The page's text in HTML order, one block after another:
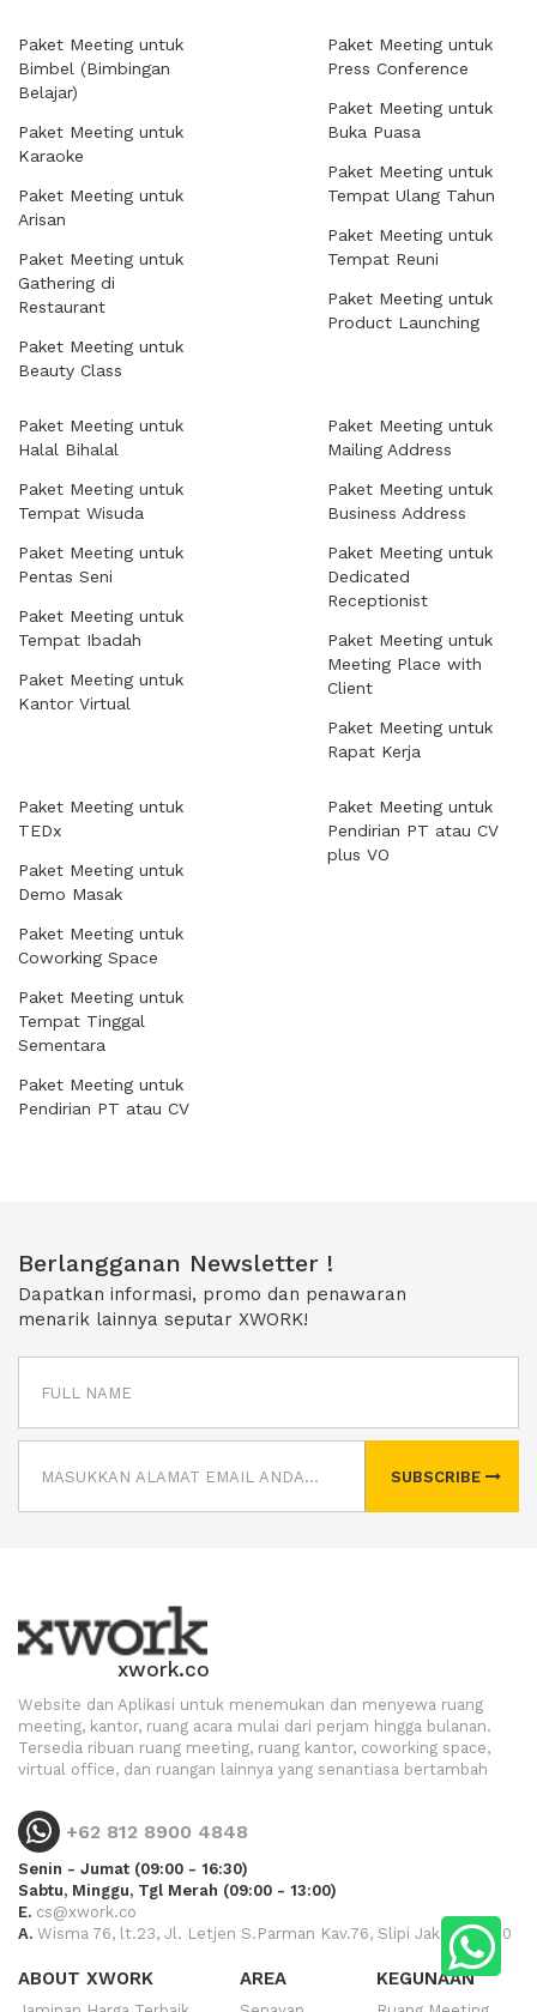
Paket Meeting untuk
Bimbel (Bimbingan
Belajar)
Paket Meeting untuk
Karaoke
Paket Meeting untuk
Arisan
Paket Meeting untuk
Gathering di
Restaurant
Paket Meeting untuk
Beauty Class
Paket Meeting untuk
Press Conference
Paket Meeting untuk
Buka Puasa
Paket Meeting untuk
Tempat Ulang Tahun
Paket Meeting untuk
Tempat Reuni
Paket Meeting untuk
Product Launching
Paket Meeting untuk
Halal Bihalal
Paket Meeting untuk
Tempat Wisuda
Paket Meeting untuk
Pentas Seni
Paket Meeting untuk
Tempat Ibadah
Paket Meeting untuk
Kantor Virtual
Paket Meeting untuk
Mailing Address
Paket Meeting untuk
Business Address
Paket Meeting untuk
Dedicated
Receptionist
Paket Meeting untuk
Meeting Place with
Client
Paket Meeting untuk
Rapat Kerja
Paket Meeting untuk
TEDx
Paket Meeting untuk
Demo Masak
Paket Meeting untuk
Coworking Space
Paket Meeting untuk
Tempat Tinggal
Sementara
Paket Meeting untuk
Pendirian PT atau CV
Paket Meeting untuk
Pendirian PT atau CV
plus VO
Berlangganan Newsletter !
Dapatkan informasi, promo dan penawaran
menarik lainnya seputar XWORK!
SUBSCRIBE
xwork.co
Website dan Aplikasi untuk menemukan dan menyewa ruang
meeting, kantor, ruang acara mulai dari perjam hingga bulanan.
Tersedia ribuan ruang meeting, ruang kantor, coworking space,
virtual office, dan ruangan lainnya yang senantiasa bertambah
+62 812 8900 4848
Senin - Jumat (09:00 - 16:30)
Sabtu, Minggu, Tgl Merah (09:00 - 13:00)
E. cs@xwork.co
A. Wisma 76, lt.23, Jl. Letjen S.Parman Kav.76, Slipi Jakarta 11410
ABOUT XWORK AREA KEGUNAAN